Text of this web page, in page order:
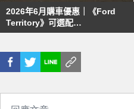
2026年6月購車優惠｜《Ford
Territory》可選配
harman/kardon重低音喇叭
票 抽雙人美國機票